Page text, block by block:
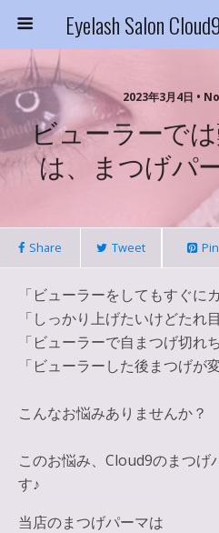
2023年3月4日 •
ビューラーで
は、まつげパ
Share Tweet Pin
「ビューラーをしてもすぐに
「しっかり上げたいけどたれ
「ビューラーで自まつげ切れ
「ビューラーした後まつげが
こんなお悩みありませんか？
このお悩み、Cloud9のまつげ
す♪
当店のまつげパーマは